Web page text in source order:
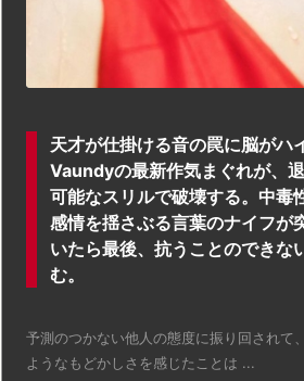
天才が仕掛ける音の罠に脳がハ
Vaundyの最新作気まぐれが、
可能なスリルで破壊する。中毒
感情を揺さぶる言葉のナイフが
いたら最後、抗うことのできな
む。
予測のつかない他人の態度に振り回されて
ようなもどかしさを感じたことは ...